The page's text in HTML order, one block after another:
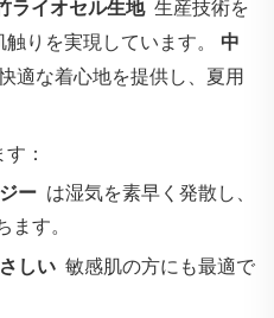
ライオセル生地 ‌ 生産技術を
りを実現しています。‌ 中
適な着心地を提供し、夏用
：
ー ‌ は湿気を素早く発散し、
ます。
しい ‌ 敏感肌の方にも最適で